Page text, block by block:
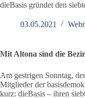
dieBasis gründet den
03.05.2021
Mit Altona sind die
Am gestrigen Sonntag,
Mitglieder der
kurz: dieBasis – ihren